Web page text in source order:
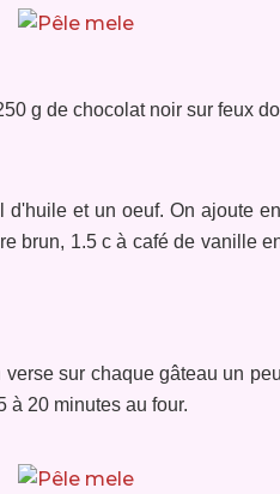
g de chocolat noir sur feux
et un oeuf. On ajoute
brun, 1.5 c à café de vanille
sur chaque gâteau un
à 20 minutes au four.